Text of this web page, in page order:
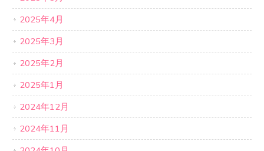
2025年4月
2025年3月
2025年2月
2025年1月
2024年12月
2024年11月